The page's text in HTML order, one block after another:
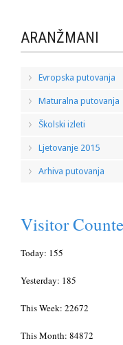
ARANŽMANI
Evropska putovanja
Maturalna putovanja
Školski izleti
Ljetovanje 2015
Arhiva putovanja
Visitor
Today: 155
Yesterday: 185
This Week: 22672
This Month: 84872